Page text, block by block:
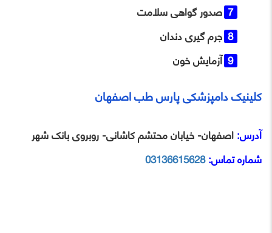
صدور گواهی سلامت
جرم گیری دندان
آزمایش خون
کلینیک دامپزشکی پارس طب اصفهان
آدرس:اصفهان- خیابان محتشم کاشانی- روبروی بانک شهر
شماره تماس:03136615628